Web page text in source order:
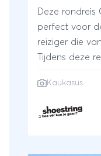
Deze
perfect voor
reiziger die
Tijdens deze
authentieke
de Zwarte
Kaukasus